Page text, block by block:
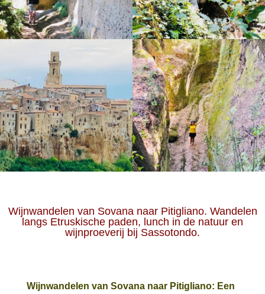
Wijnwandelen van Sovana naar Pitigliano. Wandelen
langs Etruskische paden, lunch in de natuur en
wijnproeverij bij Sassotondo.
Wijnwandelen van Sovana naar Pitigliano: Een